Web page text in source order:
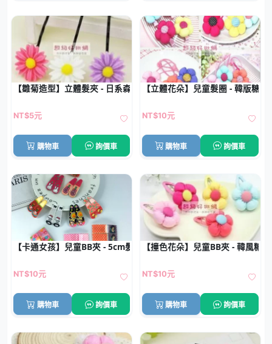
【雛菊造型】立體髮夾 - 日系森林風髮飾
NT$5元
購物車 詢價車
【立體花朵】兒童髮圈 - 韓版糖果
NT$10元
購物車 詢價車
【卡通女孩】兒童BB夾 - 5cm髮夾批發 (1對)
NT$10元
購物車 詢價車
【撞色花朵】兒童BB夾 - 韓風糖
NT$10元
購物車 詢價車